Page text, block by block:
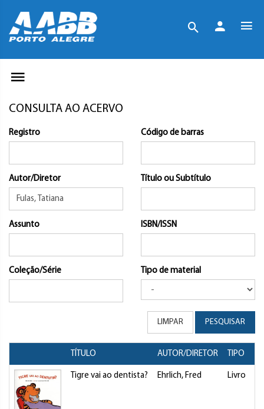
CONSULTA AO ACERVO
Registro Código de barras
Autor/Diretor Título ou Subtítulo
Assunto ISBN/ISSN
Coleção/Série Tipo de material
LIMPAR PESQUISAR
TÍTULO AUTOR/DIRETOR TIPO
Tigre vai ao dentista? Ehrlich, Fred Livro